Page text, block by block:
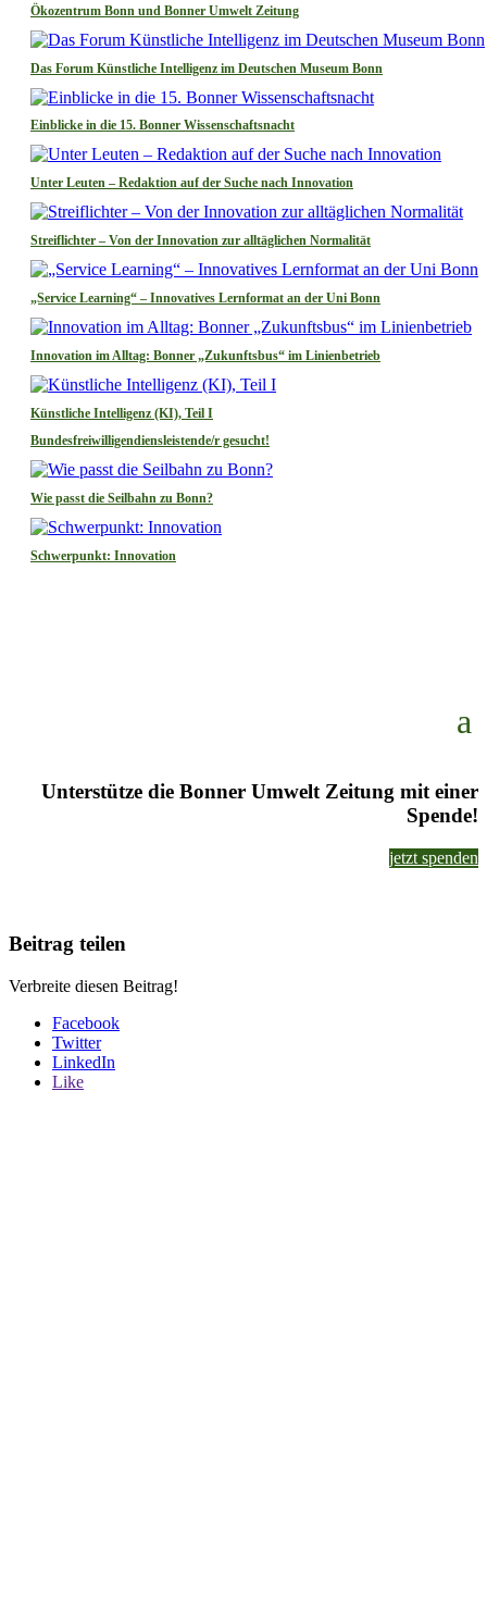
Ökozentrum Bonn und Bonner Umwelt Zeitung
Das Forum Künstliche Intelligenz im Deutschen Museum Bonn
Einblicke in die 15. Bonner Wissenschaftsnacht
Unter Leuten – Redaktion auf der Suche nach Innovation
Streiflichter – Von der Innovation zur alltäglichen Normalität
„Service Learning“ – Innovatives Lernformat an der Uni Bonn
Innovation im Alltag: Bonner „Zukunftsbus“ im Linienbetrieb
Künstliche Intelligenz (KI), Teil I
Bundesfreiwilligendiensleistende/r gesucht!
Wie passt die Seilbahn zu Bonn?
Schwerpunkt: Innovation
Unterstütze die Bonner Umwelt Zeitung mit einer
Spende!
jetzt spenden
Beitrag teilen
Verbreite diesen Beitrag!
Facebook
Twitter
LinkedIn
Like